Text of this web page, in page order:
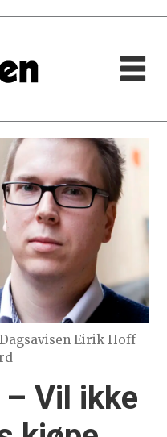
Eirik Hoff
– Vil ikke